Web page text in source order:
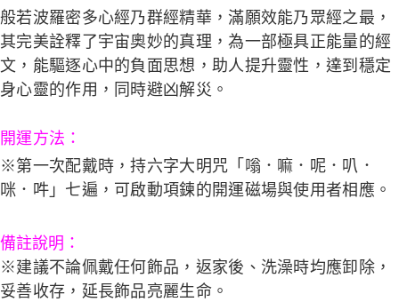
般若波羅密多心經乃群經精華，滿願效能乃眾經之最，
其完美詮釋了宇宙奧妙的真理，為一部極具正能量的經
文，能驅逐心中的負面思想，助人提升靈性，達到穩定
身心靈的作用，同時避凶解災。
開運方法：
※第一次配戴時，持六字大明咒「嗡．嘛．呢．叭．
咪．吽」七遍，可啟動項鍊的開運磁場與使用者相應。
備註說明：
※建議不論佩戴任何飾品，返家後、洗澡時均應卸除，
妥善收存，延長飾品亮麗生命。